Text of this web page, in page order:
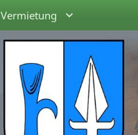
Vermietung